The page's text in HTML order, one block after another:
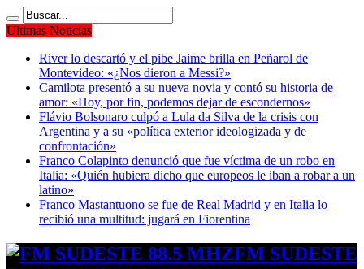
Ultimas Noticias
River lo descartó y el pibe Jaime brilla en Peñarol de
Montevideo: «¿Nos dieron a Messi?»
Camilota presentó a su nueva novia y contó su historia de
amor: «Hoy, por fin, podemos dejar de escondernos»
Flávio Bolsonaro culpó a Lula da Silva de la crisis con
Argentina y a su «política exterior ideologizada y de
confrontación»
Franco Colapinto denunció que fue víctima de un robo en
Italia: «Quién hubiera dicho que europeos le iban a robar a un
latino»
Franco Mastantuono se fue de Real Madrid y en Italia lo
recibió una multitud: jugará en Fiorentina
FM SUDESTE